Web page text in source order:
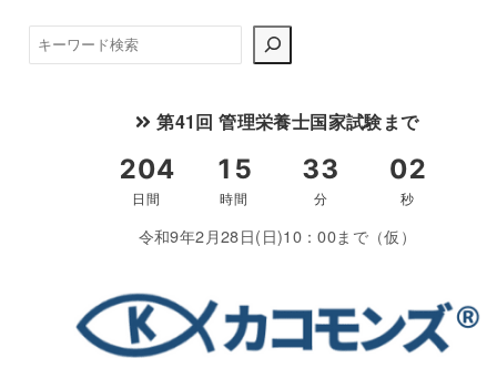
検
索
第41回 管理栄養士国家試験まで
令和9年2月28日(日)10：00まで（仮）